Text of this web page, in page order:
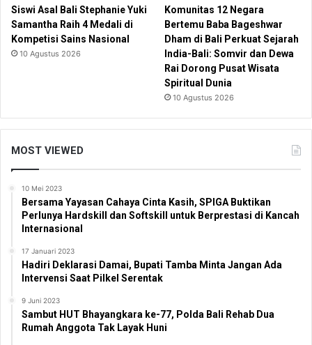
Siswi Asal Bali Stephanie Yuki
Samantha Raih 4 Medali di
Kompetisi Sains Nasional
10 Agustus 2026
Komunitas 12 Negara
Bertemu Baba Bageshwar
Dham di Bali Perkuat Sejarah
India-Bali: Somvir dan Dewa
Rai Dorong Pusat Wisata
Spiritual Dunia
10 Agustus 2026
MOST VIEWED
10 Mei 2023
Bersama Yayasan Cahaya Cinta Kasih, SPIGA Buktikan
Perlunya Hardskill dan Softskill untuk Berprestasi di Kancah
Internasional
17 Januari 2023
Hadiri Deklarasi Damai, Bupati Tamba Minta Jangan Ada
Intervensi Saat Pilkel Serentak
9 Juni 2023
Sambut HUT Bhayangkara ke-77, Polda Bali Rehab Dua
Rumah Anggota Tak Layak Huni